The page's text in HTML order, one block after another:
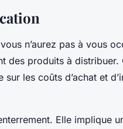
n’aurez pas à vous
des produits à
les coûts d’achat et
Elle implique